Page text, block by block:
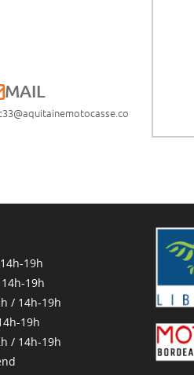
MAIL
19h
19h
/ 14h-19h
19h
/ 14h-19h